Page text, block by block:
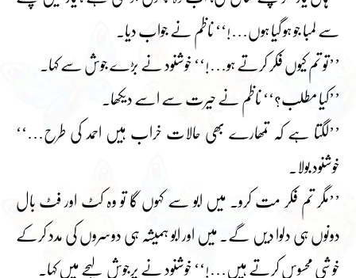
سے لمبا جو ہو گیا ہوں…!‘‘ ناظم نے جواب دیا۔
’’تو تم کیوں فکر کرتے ہو…!‘‘ خوشنود نے بڑے جوش سے کہا۔
’’کیا مطلب؟‘‘ ناظم نے حیرت سے اسے دیکھا۔
’’لگتا ہے کہ تمھارے بھی حالات خراب ہیں احمد کی طرح…‘‘
خوشنود بولا۔
’’مگر تم فکر مت کرو۔ میں ابو سے کہوں گا تو وہ کٹ اور فٹ بال
دونوں ہی دلوا دیں گے۔ میں اور ابو ہمیشہ ہی دوسروں کی مدد کرکے
خوشی محسوس کرتے ہیں…!‘‘ خوشنود نے پرجوش لہجے میں کہا۔